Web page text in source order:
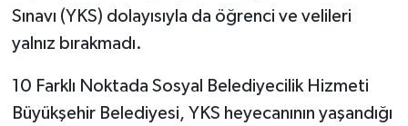
Sınavı (YKS) dolayısıyla da öğrenci ve velileri
yalnız bırakmadı.
10 Farklı Noktada Sosyal Belediyecilik Hizmeti
Büyükşehir Belediyesi, YKS heyecanının yaşandığı